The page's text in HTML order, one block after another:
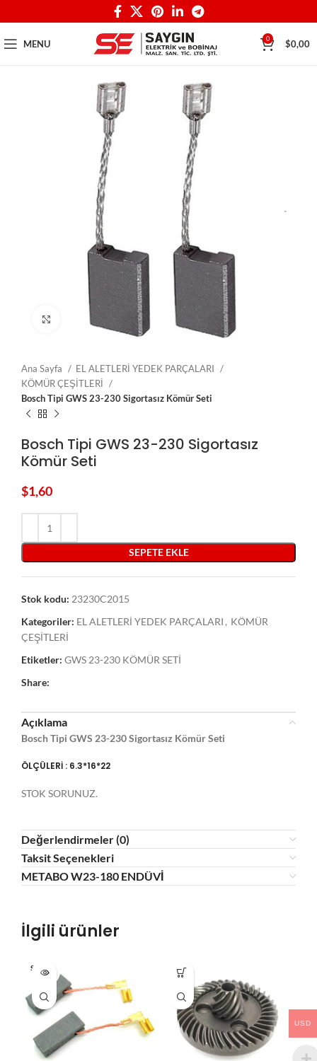
MENU 0 $0,00
Click to enlarge
Ana Sayfa
EL ALETLERİ YEDEK PARÇALARI
KÖMÜR ÇEŞİTLERİ
Bosch Tipi GWS 23-230 Sigortasız Kömür Seti
Bosch Tipi GWS 23-230 Sigortasız
Kömür Seti
$1,60
SEPETE EKLE
Stok kodu: 23230C2015
Kategoriler: EL ALETLERİ YEDEK PARÇALARI , KÖMÜR
ÇEŞİTLERİ
Etiketler: GWS 23-230 KÖMÜR SETİ
Share:
Açıklama
Bosch Tipi GWS 23-230 Sigortasız Kömür Seti
ÖLÇÜLERİ : 6.3*16*22
STOK SORUNUZ.
Değerlendirmeler (0)
Taksit Seçenekleri
METABO W23-180 ENDÜVİ
İlgili ürünler
SOLD O
UT
USD